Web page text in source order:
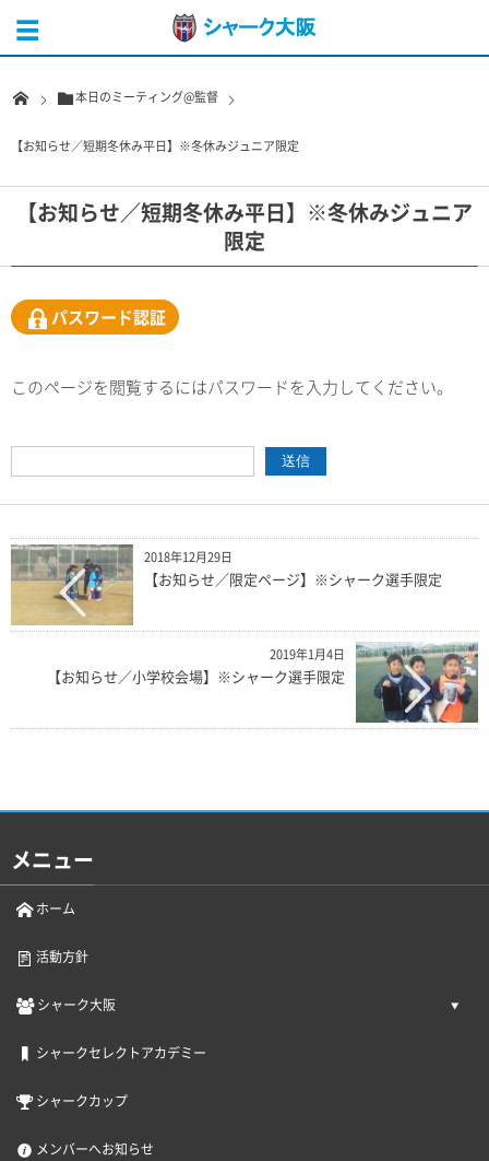
本日のミーティング@監督
【お知らせ／短期冬休み平日】※冬休みジュニア限定
【お知らせ／短期冬休み平日】※冬休みジュニア
限定
パスワード認証
このページを閲覧するにはパスワードを入力してください。
2018年12月29日
【お知らせ／限定ページ】※シャーク選手限定
2019年1月4日
【お知らせ／小学校会場】※シャーク選手限定
メニュー
ホーム
活動方針
シャーク大阪
シャークセレクトアカデミー
シャークカップ
メンバーへお知らせ